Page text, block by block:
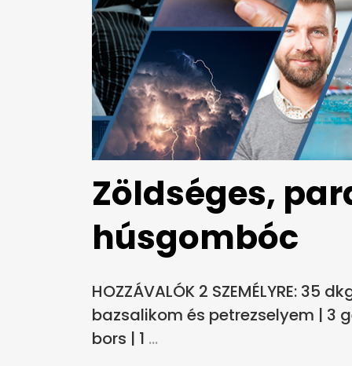
Zöldséges,
húsgombóc
HOZZÁVALÓK 2 SZEMÉLYRE:
bazsalikom és petrezselyem | 3
bors | 1